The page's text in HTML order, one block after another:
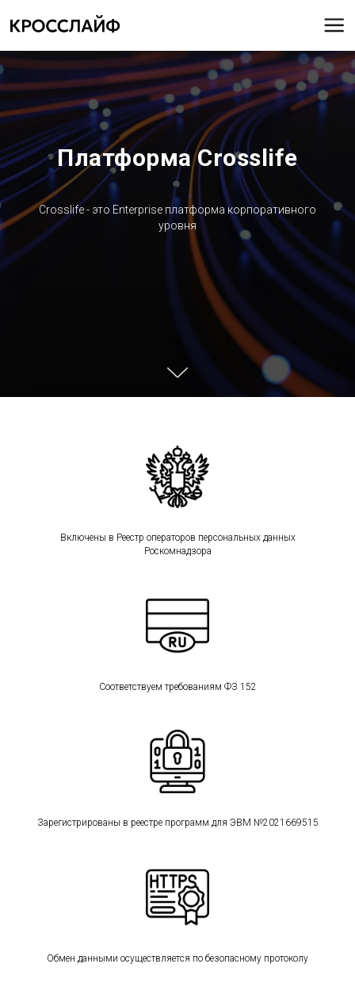
Платформа Crosslife
Crosslife - это Enterprise платформа корпоративного
уровня
Включены в Реестр операторов персональных данных
Роскомнадзора
Соответствуем требованиям ФЗ 152
Зарегистрированы в реестре программ для ЭВМ №2021669515
Обмен данными осуществляется по безопасному протоколу